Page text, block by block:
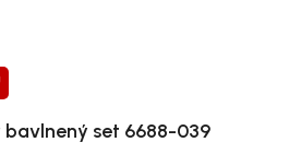
bavlnený set 6688-039